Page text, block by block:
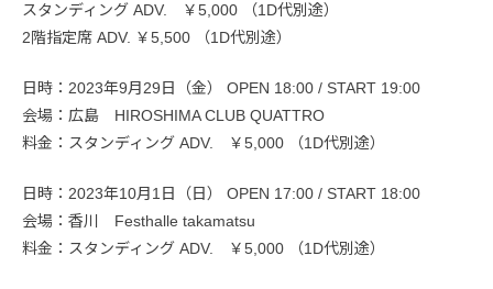
スタンディング ADV. ￥5,000 （1D代別途）
2階指定席 ADV. ￥5,500 （1D代別途）
日時：2023年9月29日（金） OPEN 18:00 / START 19:00
会場：広島 HIROSHIMA CLUB QUATTRO
料金：スタンディング ADV. ￥5,000 （1D代別途）
日時：2023年10月1日（日） OPEN 17:00 / START 18:00
会場：香川 Festhalle takamatsu
料金：スタンディング ADV. ￥5,000 （1D代別途）